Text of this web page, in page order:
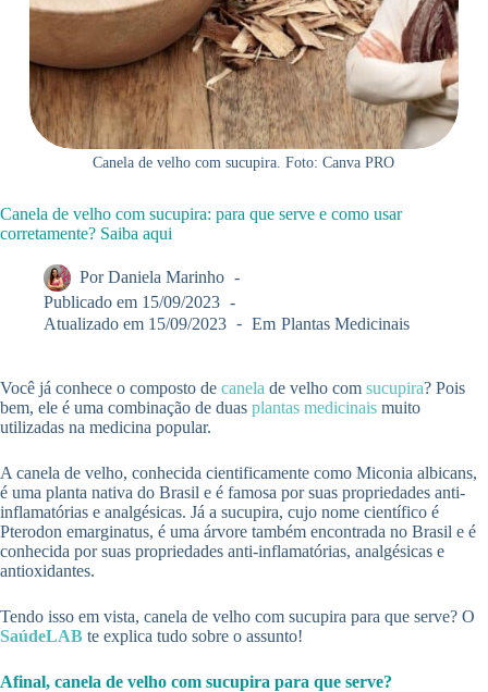
Canela de velho com sucupira. Foto: Canva PRO
Canela de velho com sucupira: para que serve e como usar
corretamente? Saiba aqui
Por Daniela Marinho
Publicado em 15/09/2023
Atualizado em 15/09/2023 Em Plantas Medicinais
Você já conhece o composto de canela de velho com sucupira? Pois
bem, ele é uma combinação de duas plantas medicinais muito
utilizadas na medicina popular.
A canela de velho, conhecida cientificamente como Miconia albicans,
é uma planta nativa do Brasil e é famosa por suas propriedades anti-
inflamatórias e analgésicas. Já a sucupira, cujo nome científico é
Pterodon emarginatus, é uma árvore também encontrada no Brasil e é
conhecida por suas propriedades anti-inflamatórias, analgésicas e
antioxidantes.
Tendo isso em vista, canela de velho com sucupira para que serve? O
SaúdeLAB te explica tudo sobre o assunto!
Afinal, canela de velho com sucupira para que serve?